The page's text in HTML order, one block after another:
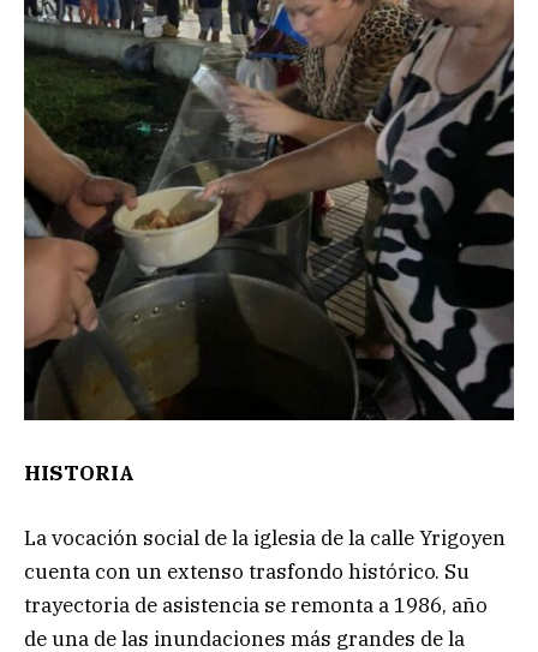
HISTORIA
La vocación social de la iglesia de la calle Yrigoyen
cuenta con un extenso trasfondo histórico. Su
trayectoria de asistencia se remonta a 1986, año
de una de las inundaciones más grandes de la